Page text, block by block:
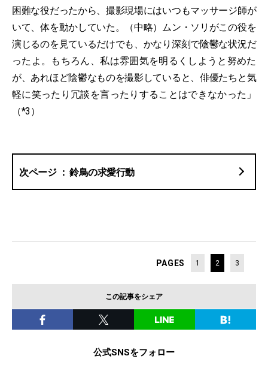
困難な役だったから、撮影現場にはいつもマッサージ師が
いて、体を動かしていた。（中略）ムン・ソリがこの役を
演じるのを見ているだけでも、かなり深刻で陰鬱な状況だ
ったよ。もちろん、私は雰囲気を明るくしようと努めた
が、あれほど陰鬱なものを撮影していると、俳優たちと気
軽に笑ったり冗談を言ったりすることはできなかった」
（*3）
鈴鳥の求愛行動
PAGES 1 2 3
この記事をシェア
公式SNSをフォロー